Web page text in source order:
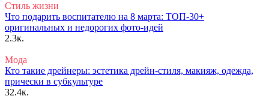
Стиль жизни
Что подарить воспитателю на 8 марта: ТОП-30+
оригинальных и недорогих фото-идей
2.3к.
Мода
Кто такие дрейнеры: эстетика дрейн-стиля, макияж, одежда,
прически в субкультуре
32.4к.